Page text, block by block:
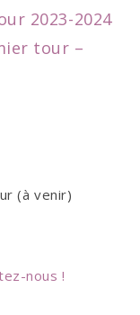
2023-2024
tour –
(à venir)
nous !